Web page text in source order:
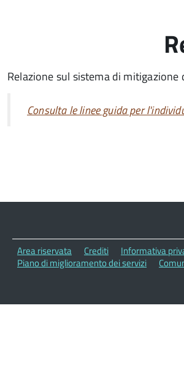
Relazione sul sistema di
Consulta le linee guida per
Area riservata Crediti Informativa
Piano di miglioramento dei servizi